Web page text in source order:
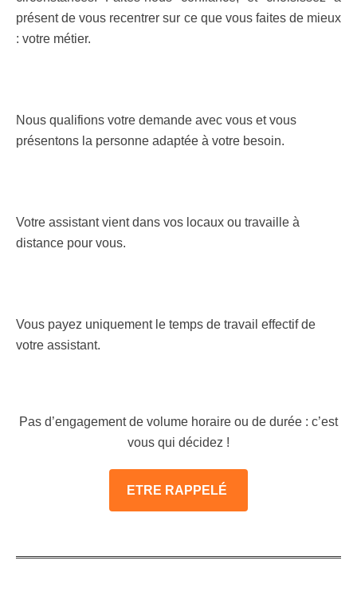
présent de vous recentrer sur ce que vous faites de mieux
: votre métier.
Nous qualifions votre demande avec vous et vous
présentons la personne adaptée à votre besoin.
Votre assistant vient dans vos locaux ou travaille à
distance pour vous.
Vous payez uniquement le temps de travail effectif de
votre assistant.
Pas d’engagement de volume horaire ou de durée : c’est
vous qui décidez !
ETRE RAPPELÉ